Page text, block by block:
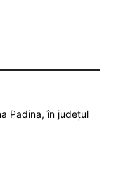
Padina, în județul